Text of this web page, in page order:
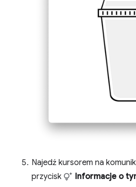
Najedź kursorem na
przycisk
Informacje o